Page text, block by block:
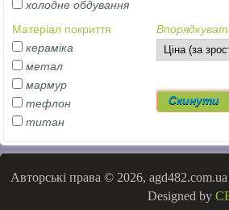
холодне обдування
Матеріал покриття
кераміка
метал
мармур
тефлон
титан
Авторські права © 2026, agd482.com.ua
Designed by